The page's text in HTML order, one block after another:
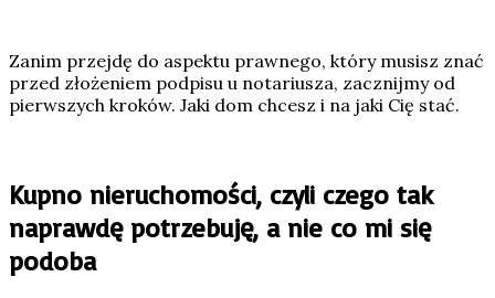
Zanim przejdę do aspektu prawnego, który musisz znać
przed złożeniem podpisu u notariusza, zacznijmy od
pierwszych kroków. Jaki dom chcesz i na jaki Cię stać.
Kupno nieruchomości, czyli czego tak
naprawdę potrzebuję, a nie co mi się
podoba